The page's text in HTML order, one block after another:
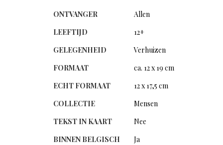
ONTVANGER
Allen
LEEFTIJD
12+
GELEGENHEID
Verhuizen
FORMAAT
ca. 12 x 19 cm
ECHT FORMAAT
12 x 17,5 cm
COLLECTIE
Mensen
TEKST IN KAART
Nee
BINNEN BELGISCH
Ja